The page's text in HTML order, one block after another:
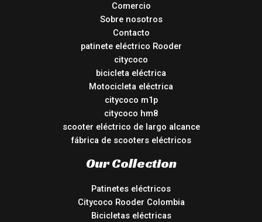
Comercio
Sobre nosotros
Contacto
patinete eléctrico Rooder
citycoco
bicicleta eléctrica
Motocicleta eléctrica
citycoco m1p
citycoco hm8
scooter eléctrico de largo alcance
fábrica de scooters eléctricos
Our Collection
Patinetes eléctricos
Citycoco Rooder Colombia
Bicicletas eléctricas